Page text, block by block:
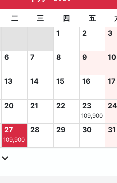
二 三 四 五
1
2 3
6 7 8 9 10
13 14 15 16 17
20 21 22 23
109,900
27
109,900
28 29 30 31